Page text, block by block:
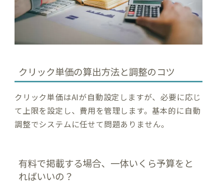
クリック単価の算出方法と調整のコツ
クリック単価はAIが自動設定しますが、必要に応じ
て上限を設定し、費用を管理します。基本的に自動
調整でシステムに任せて問題ありません。
有料で掲載する場合、一体いくら予算をと
ればいいの？